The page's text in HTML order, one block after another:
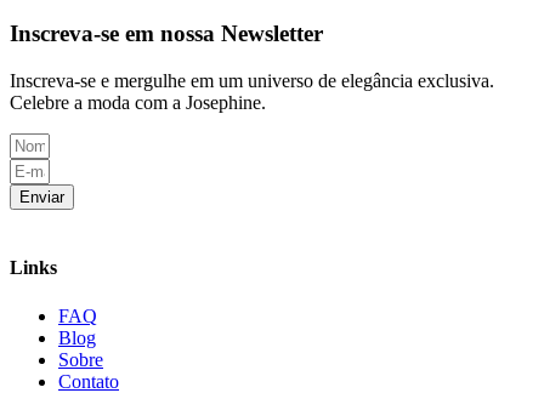
Inscreva-se em nossa Newsletter
Inscreva-se e mergulhe em um universo de elegância exclusiva.
Celebre a moda com a Josephine.
Enviar
Links
FAQ
Blog
Sobre
Contato